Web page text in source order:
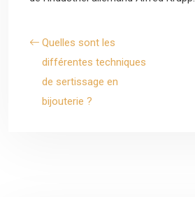
Quelles sont les
différentes techniques
de sertissage en
bijouterie ?